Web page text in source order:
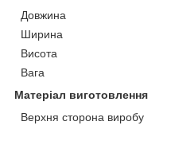
Довжина
Ширина
Висота
Вага
Матеріал виготовлення
Верхня сторона виробу